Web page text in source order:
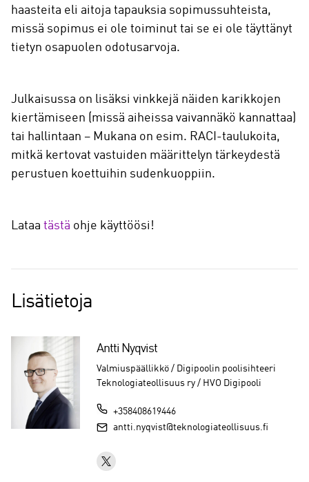
haasteita eli aitoja tapauksia sopimussuhteista,
missä sopimus ei ole toiminut tai se ei ole täyttänyt
tietyn osapuolen odotusarvoja.
Julkaisussa on lisäksi vinkkejä näiden karikkojen
kiertämiseen (missä aiheissa vaivannäkö kannattaa)
tai hallintaan – Mukana on esim. RACI-taulukoita,
mitkä kertovat vastuiden määrittelyn tärkeydestä
perustuen koettuihin sudenkuoppiin.
Lataa tästä ohje käyttöösi!
Lisätietoja
Antti Nyqvist
Valmiuspäällikkö / Digipoolin poolisihteeri
Teknologiateollisuus ry / HVO Digipooli
+358408619446
antti.nyqvist@teknologiateollisuus.fi